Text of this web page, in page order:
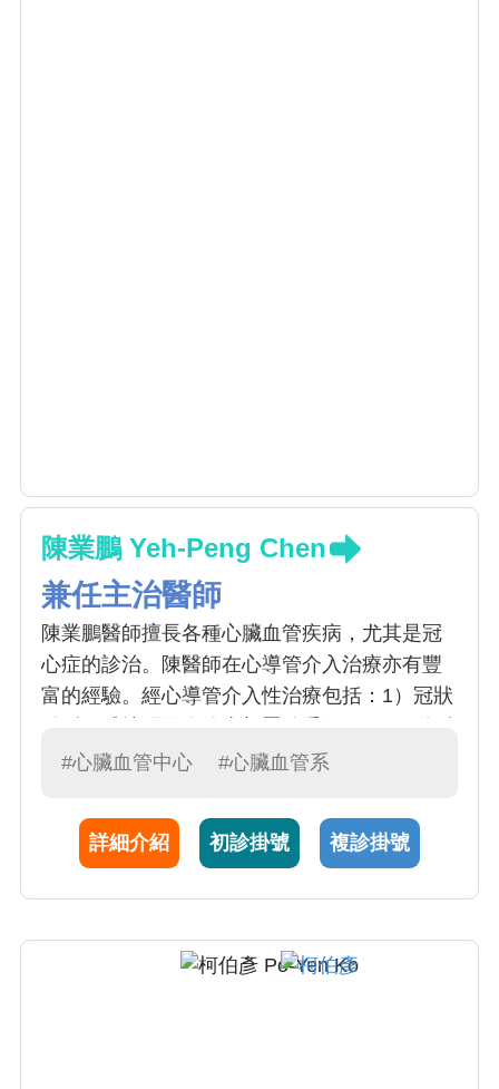
陳業鵬 Yeh-Peng Chen
兼任主治醫師
陳業鵬醫師擅長各種心臟血管疾病，尤其是冠
心症的診治。陳醫師在心導管介入治療亦有豐
富的經驗。經心導管介入性治療包括：1）冠狀
及周邊血管治療。心導管介入治療的發展，帶
刀的療法，減輕心血管疾病患者的痛苦，更有
效地延長了患者的壽命
#心臟血管中心 #心臟血管系
詳細介紹 初診掛號 複診掛號